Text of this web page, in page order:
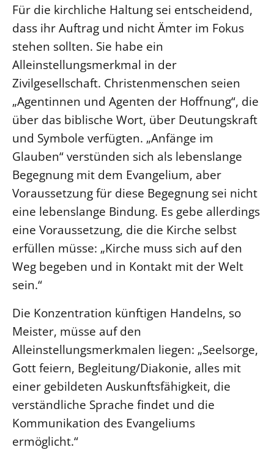
Für die kirchliche Haltung sei entscheidend,
dass ihr Auftrag und nicht Ämter im Fokus
stehen sollten. Sie habe ein
Alleinstellungsmerkmal in der
Zivilgesellschaft. Christenmenschen seien
„Agentinnen und Agenten der Hoffnung“, die
über das biblische Wort, über Deutungskraft
und Symbole verfügten. „Anfänge im
Glauben“ verstünden sich als lebenslange
Begegnung mit dem Evangelium, aber
Voraussetzung für diese Begegnung sei nicht
eine lebenslange Bindung. Es gebe allerdings
eine Voraussetzung, die die Kirche selbst
erfüllen müsse: „Kirche muss sich auf den
Weg begeben und in Kontakt mit der Welt
sein.“
Die Konzentration künftigen Handelns, so
Meister, müsse auf den
Alleinstellungsmerkmalen liegen: „Seelsorge,
Gott feiern, Begleitung/Diakonie, alles mit
einer gebildeten Auskunftsfähigkeit, die
verständliche Sprache findet und die
Kommunikation des Evangeliums
ermöglicht.“
SERVICE
Älterwerden im Pfarrberuf
Beteiligungsverfahren
Beschwerdestellen
Ephoralbüro
Finanzplanung
Fundraising
IT-Service
Corporate Design
Interventionsplan
Jahresgespräche
Kantine Speiseplan
Kirchliches Amtsblatt
Kirchliche Verwaltung
Klimaschutzgesetz
Kunstreferat
NKVK
Öffentlichkeitsarbeit
Personalausschuss
Projektmanagement
Recht
Terminstundenplaner